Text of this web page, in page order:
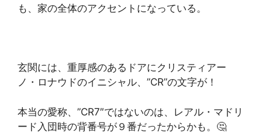
も、家の全体のアクセントになっている。
玄関には、重厚感のあるドアにクリスティアー
ノ・ロナウドのイニシャル、”CR”の文字が！
本当の愛称、”CR7″ではないのは、レアル・マドリ
ード入団時の背番号が９番だったからかも。🤔